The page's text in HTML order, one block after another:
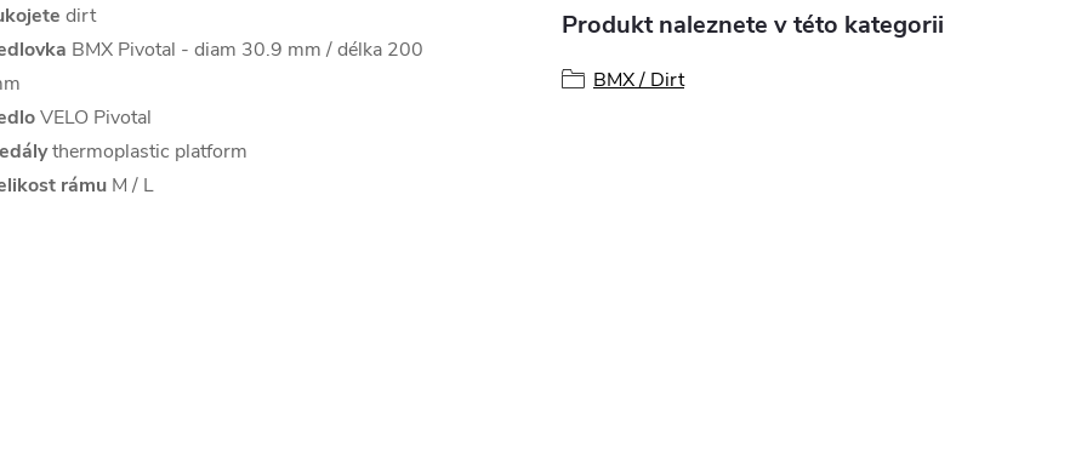
dirt
BMX Pivotal - diam 30.9 mm / délka 200
VELO Pivotal
thermoplastic platform
rámu M / L
Produkt naleznete v této kategorii
BMX / Dirt